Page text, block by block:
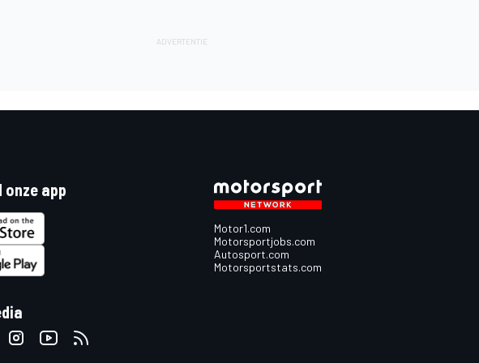
onze app
Motor1.com
Motorsportjobs.com
Autosport.com
Motorsportstats.com